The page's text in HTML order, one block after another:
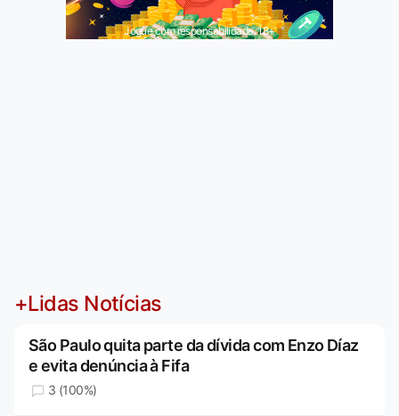
Jogue com responsabilidade. 18+
+Lidas Notícias
São Paulo quita parte da dívida com Enzo Díaz
e evita denúncia à Fifa
3 (100%)